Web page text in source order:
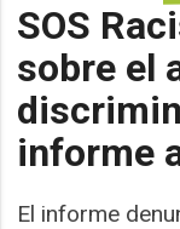
SOS
sobre el
informe
El informe